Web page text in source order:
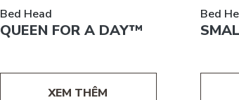
Bed Head
QUEEN FOR A DAY™
XEM THÊM
Bed